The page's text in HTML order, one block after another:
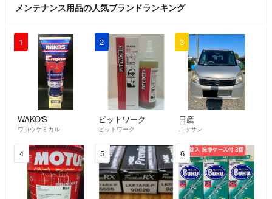
メンテナンス用品の人気ブランドランキング
1
WAKO'S
ワコウケミカル
2
ピットワーク
ピットワーク
3
日産
ニッサン
4 5 6